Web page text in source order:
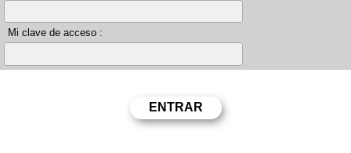
Mi clave de acceso :